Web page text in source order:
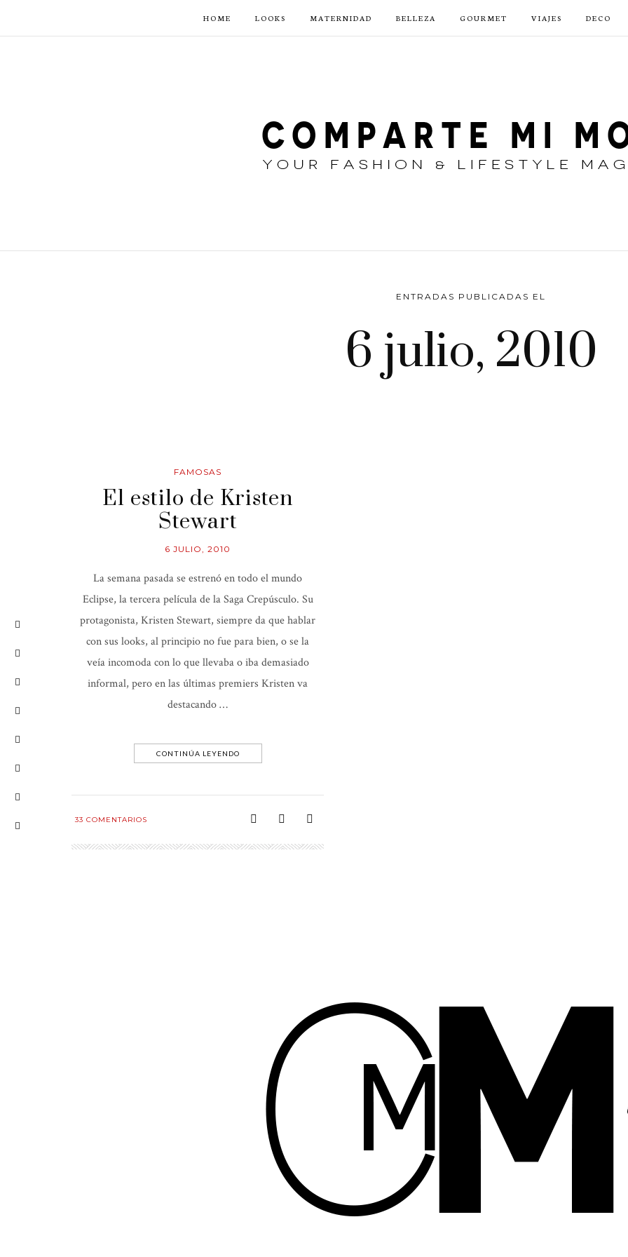
HOME LOOKS MATERNIDAD BELLEZA GOURMET VIAJES DECO
ENTRADAS PUBLICADAS EL
6 julio, 2010
FAMOSAS
El estilo de Kristen
Stewart
6 JULIO, 2010
La semana pasada se estrenó en todo el mundo
Eclipse, la tercera película de la Saga Crepúsculo. Su
protagonista, Kristen Stewart, siempre da que hablar
con sus looks, al principio no fue para bien, o se la
veía incomoda con lo que llevaba o iba demasiado
informal, pero en las últimas premiers Kristen va
destacando …
CONTINÚA LEYENDO
33 COMENTARIOS